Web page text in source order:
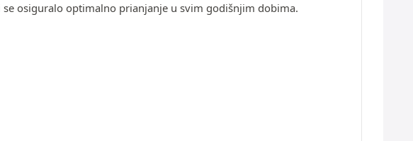
osiguralo optimalno prianjanje u svim godišnjim dobima.